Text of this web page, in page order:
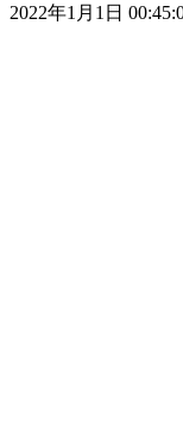
2022年1月1日